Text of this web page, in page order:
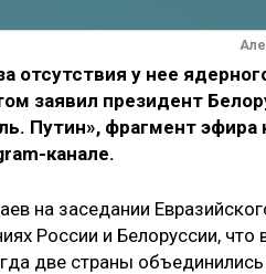
отсутствия у нее
заявил президент
Путин», фрагмент эфира
канале.
на заседании
России и Белоруссии, что
две страны